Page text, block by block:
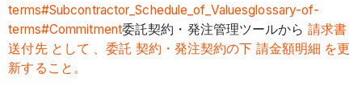
terms#Subcontractor_Schedule_of_Valuesglossary-of-
terms#Commitment委託契約・発注管理ツールから 請求書
送付先 として 、委託 契約・発注契約の下 請金額明細 を更
新すること。